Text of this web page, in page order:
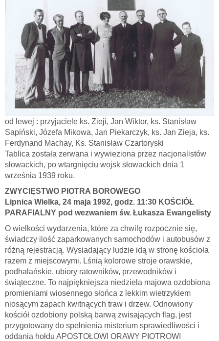
od lewej : przyjaciele ks. Zieji, Jan Wiktor, ks. Stanisław
Sapiński, Józefa Mikowa, Jan Piekarczyk, ks. Jan Zieja, ks.
Ferdynand Machay, Ks. Stanisław Czartoryski
Tablica została zerwana i wywieziona przez nacjonalistów
słowackich, po wtargnięciu wojsk słowackich dnia 1
września 1939 roku.
ZWYCIĘSTWO PIOTRA BOROWEGO
Lipnica Wielka, 24 maja 1992, godz. 11:30 KOŚCIÓŁ
PARAFIALNY pod wezwaniem św. Łukasza Ewangelisty
O wielkości wydarzenia, które za chwilę rozpocznie się,
świadczy ilość zaparkowanych samochodów i autobusów z
różną rejestracją. Wysiadający ludzie idą w stronę kościoła
razem z miejscowymi. Lśnią kolorowe stroje orawskie,
podhalańskie, ubiory ratowników, przewodników i
świąteczne. To najpiękniejsza niedziela majowa ozdobiona
promieniami wiosennego słońca z lekkim wietrzykiem
niosącym zapach kwitnących traw i drzew. Odnowiony
kościół ozdobiony polską barwą zwisających flag, jest
przygotowany do spełnienia misterium sprawiedliwości i
oddania hołdu APOSTOŁOWI ORAWY PIOTROWI